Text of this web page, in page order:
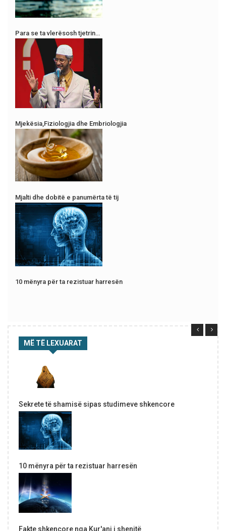
Para se ta vlerësosh tjetrin…
Mjekësia,Fiziologjia dhe Embriologjia
Mjalti dhe dobitë e panumërta të tij
10 mënyra për ta rezistuar harresën
MË TË LEXUARAT
Sekrete të shamisë sipas studimeve shkencore
10 mënyra për ta rezistuar harresën
Fakte shkencore nga Kur'ani i shenjtë